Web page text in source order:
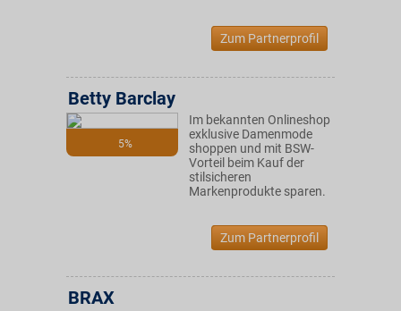
Zum Partnerprofil
5%
Betty Barclay
Im bekannten Onlineshop
exklusive Damenmode
shoppen und mit BSW-
Vorteil beim Kauf der
stilsicheren
Markenprodukte sparen.
Zum Partnerprofil
BRAX